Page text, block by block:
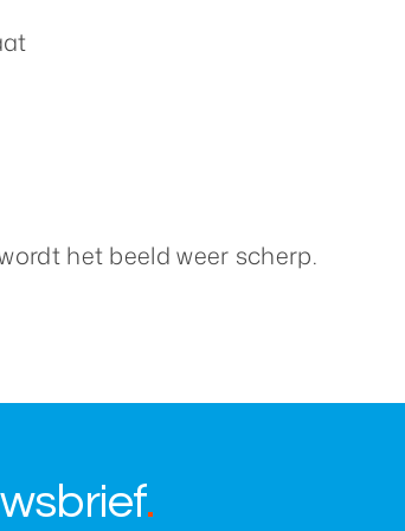
het beeld weer scherp.
.